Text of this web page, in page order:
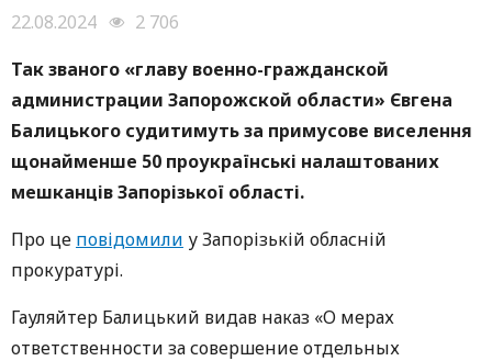
22.08.2024
2 706
Так званого «главу военно-гражданской
администрации Запорожской области» Євгена
Балицького судитимуть за примусове виселення
щонайменше 50 проукраїнські налаштованих
мешканців Запорізької області.
Про це повідомили у Запорізькій обласній
прокуратурі.
Гауляйтер Балицький видав наказ «О мерах
ответственности за совершение отдельных